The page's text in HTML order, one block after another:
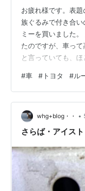
お疲れ様です。表
族ぐるみで付き合
ミーを買いました
たのですが、車っ
と言っていても、
速しますよねそりゃ
ら税金面で何かし
私は生活上必要に
本当はもっと乗りた
安いルーミーにしま
#車 # トヨタ #ル
whg+blog・・ •
さらば・アイスト